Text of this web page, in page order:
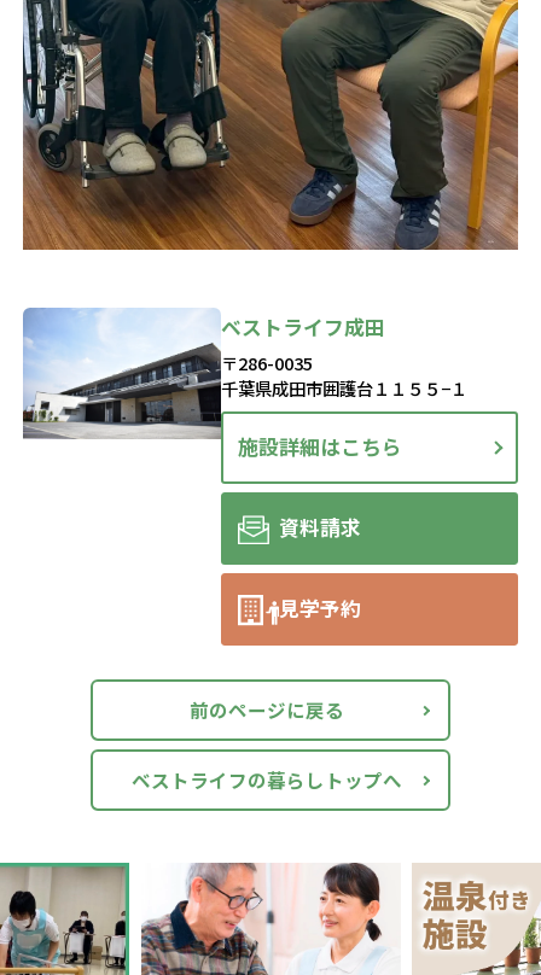
ベストライフ成田
〒286-0035
千葉県成田市囲護台１１５５−１
施設詳細はこちら
資料請求
見学予約
前のページに戻る
ベストライフの暮らしトップへ